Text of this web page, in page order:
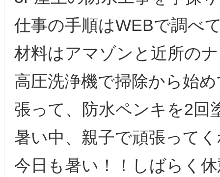
仕事の手順はWEBで調べ
材料はアマゾンと近所の
高圧洗浄機で掃除から始
張って、防水ペンキを2回
暑い中、親子で頑張って
今日も暑い！！しばらく